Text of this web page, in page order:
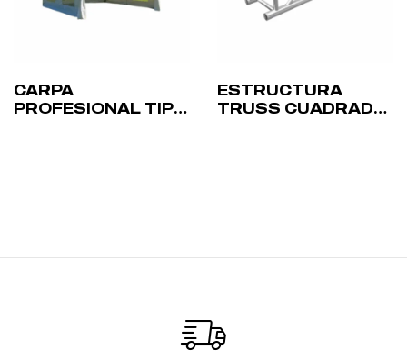
CARPA
PROFESIONAL TIPO
ESTRUCTURA
TRUSS CUADRADO